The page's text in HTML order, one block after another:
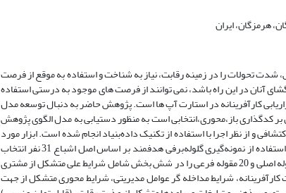
هرمزگان، ایران
شدت تحولات را در زمینه رقابت، نیاز به شناخت و استفاده به موقع از فرصت
آنان در این راه باشد، نمی توانند از فرصت های موجود به درستی استفاده
کارآفرینانه در استارت آپ ها است. پژوهش حاضر به دنبال توسعه مدل
بر کدگذاری باز،محوری،انتخابی است به منظور دستیابی به مدل الگوی پژوهش
و از نظر اجرا با استفاده از تکنیک داده‌بنیاد انجام شده است. ابزار مورد
استفاده نیز، مصاحبه نیمه‌ساختاریافته با خبرگان این حوزه که تعداد آن‌ها با استفاده از نمونه‌گیری گلوله‌برفی هدفمند بر اساس اصل اشباع 31 نفر انتخاب
گردید. محقق یافته های پژوهش حاصل از مصاحبه و کدگذاری که شلما 10مقوله اصلی و 20 مقوله فرعی را در شش بخش شامل شرایط علی متشکل از مشتری
شرایط مداخله گر عوامل مدیریتی، شرایط محوری متشکل از جهت